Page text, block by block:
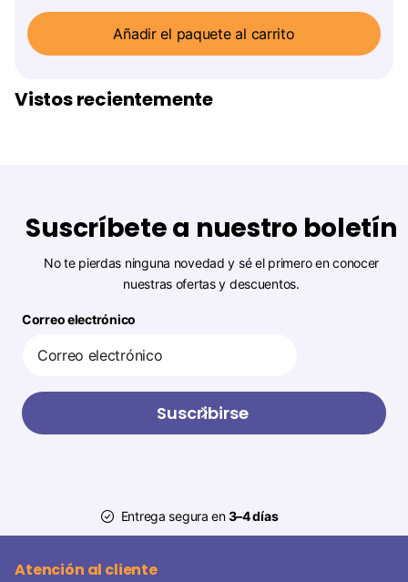
Añadir el paquete al carrito
Vistos recientemente
Suscríbete a nuestro boletín
No te pierdas ninguna novedad y sé el primero en conocer
nuestras ofertas y descuentos.
Correo electrónico
Suscribirse
Entrega segura en3–4 días
Atención al cliente